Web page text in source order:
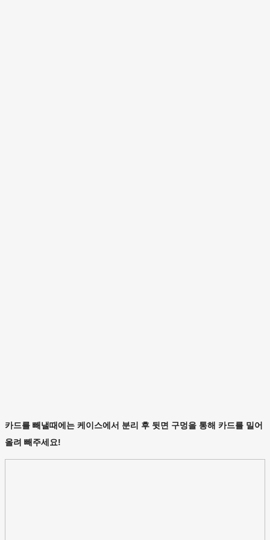
카드를 빼낼때에는 케이스에서 분리 후 뒷면 구멍을 통해 카드를 밀어
올려 빼주세요!